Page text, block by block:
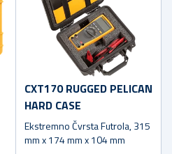
CXT170 RUGGED PELICAN
HARD CASE
Ekstremno Čvrsta Futrola, 315
mm x 174 mm x 104 mm